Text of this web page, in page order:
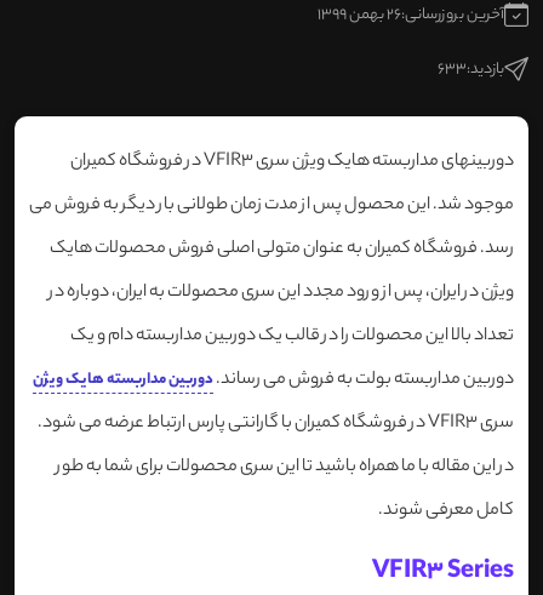
آخرین بروزرسانی:26 بهمن 1399
بازدید:633
دوربینهای مداربسته هایک ویژن سری VFIR3 در فروشگاه کمیران
موجود شد. این محصول پس از مدت زمان طولانی بار دیگر به فروش می
رسد. فروشگاه کمیران به عنوان متولی اصلی فروش محصولات هایک
ویژن در ایران، پس از ورود مجدد این سری محصولات به ایران، دوباره در
تعداد بالا این محصولات را در قالب یک دوربین مداربسته دام و یک
دوربین مداربسته بولت به فروش می رساند.دوربین مداربسته هایک ویژن
سری VFIR3 در فروشگاه کمیران با گارانتی پارس ارتباط عرضه می شود.
در این مقاله با ما همراه باشید تا این سری محصولات برای شما به طور
کامل معرفی شوند.
VFIR3 Series